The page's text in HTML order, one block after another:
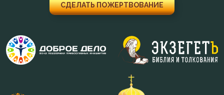
СДЕЛАТЬ ПОЖЕРТВОВАНИЕ